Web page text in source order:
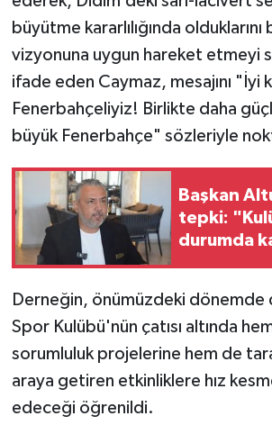
büyütme kararlılığında
vizyonuna uygun hareket etmeyi
ifade eden Caymaz, mesajını "İyi
Fenerbahçeliyiz! Birlikte daha
büyük Fenerbahçe" sözleriyle
Başkan
tepki:
durumda
Derneğin, önümüzdeki dönemde
Spor Kulübü'nün çatısı altında
sorumluluk projelerine hem de
araya getiren etkinliklere hız
edeceği öğrenildi.